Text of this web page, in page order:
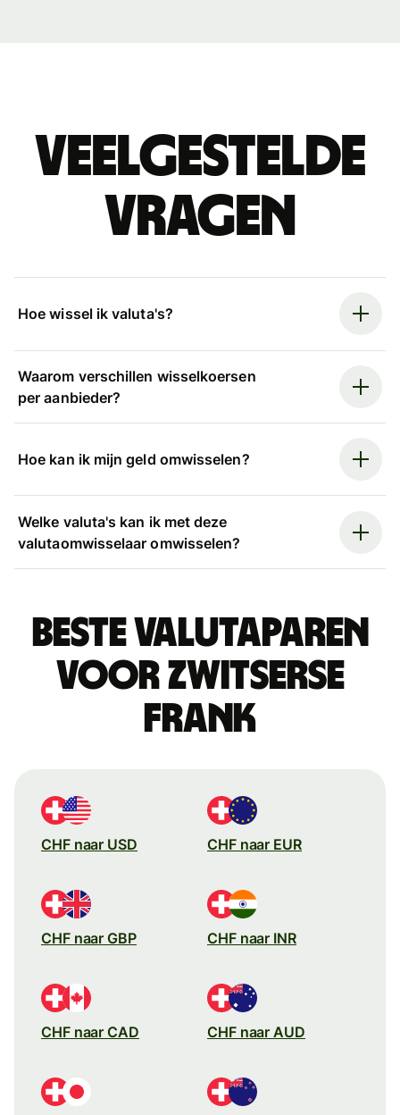
Veelgestelde
vragen
Hoe wissel ik valuta's?
Waarom verschillen wisselkoersen
per aanbieder?
Hoe kan ik mijn geld omwisselen?
Welke valuta's kan ik met deze
valutaomwisselaar omwisselen?
Beste valutaparen
voor Zwitserse
frank
CHF naar USD CHF naar EUR
CHF naar GBP CHF naar INR
CHF naar CAD CHF naar AUD